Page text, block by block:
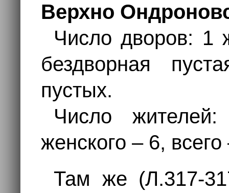
Верхно
Число дворов: 1
бездворная
пустых.
Число
женского – 6,
Там же (Л.317-